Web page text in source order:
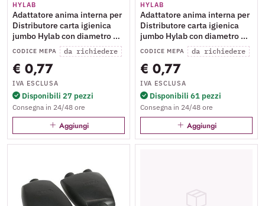
HYLAB
Adattatore anima interna per
Distributore carta igienica
jumbo Hylab con diametro Ø
55 mm bianco - 0F171
CODICE MEPA da richiedere
€ 0,77
IVA ESCLUSA
Disponibili 27 pezzi
Consegna in 24/48 ore
Aggiungi
HYLAB
Adattatore anima interna per
Distributore carta igienica
jumbo Hylab con diametro Ø
80mm bianco - 0F017
CODICE MEPA da richiedere
€ 0,77
IVA ESCLUSA
Disponibili 61 pezzi
Consegna in 24/48 ore
Aggiungi